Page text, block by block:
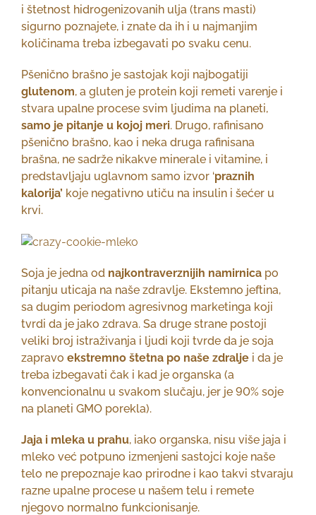
i štetnost hidrogenizovanih ulja (trans masti)
sigurno poznajete, i znate da ih i u najmanjim
količinama treba izbegavati po svaku cenu.
Pšenično brašno je sastojak koji najbogatiji
glutenom, a gluten je protein koji remeti varenje i
stvara upalne procese svim ljudima na planeti,
samo je pitanje u kojoj meri. Drugo, rafinisano
pšenično brašno, kao i neka druga rafinisana
brašna, ne sadrže nikakve minerale i vitamine, i
predstavljaju uglavnom samo izvor ‘praznih
kalorija’ koje negativno utiču na insulin i šećer u
krvi.
Soja je jedna od najkontraverznijih namirnica po
pitanju uticaja na naše zdravlje. Ekstemno jeftina,
sa dugim periodom agresivnog marketinga koji
tvrdi da je jako zdrava. Sa druge strane postoji
veliki broj istraživanja i ljudi koji tvrde da je soja
zapravo ekstremno štetna po naše zdralje i da je
treba izbegavati čak i kad je organska (a
konvencionalnu u svakom slučaju, jer je 90% soje
na planeti GMO porekla).
Jaja i mleka u prahu, iako organska, nisu više jaja i
mleko već potpuno izmenjeni sastojci koje naše
telo ne prepoznaje kao prirodne i kao takvi stvaraju
razne upalne procese u našem telu i remete
njegovo normalno funkcionisanje.